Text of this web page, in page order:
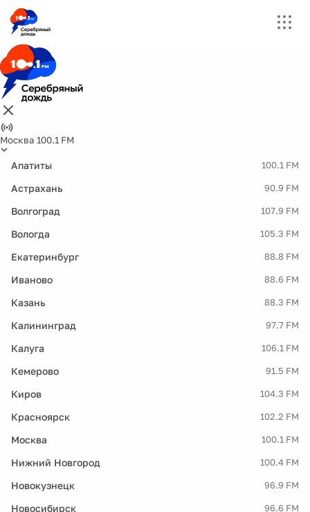
Москва 100.1 FM
Апатиты 100.1 FM
Астрахань 90.9 FM
Волгоград 107.9 FM
Вологда 105.3 FM
Екатеринбург 88.8 FM
Иваново 88.6 FM
Казань 88.3 FM
Калининград 97.7 FM
Калуга 106.1 FM
Кемерово 91.5 FM
Киров 104.3 FM
Красноярск 102.2 FM
Москва 100.1 FM
Нижний Новгород 100.4 FM
Новокузнецк 96.9 FM
Новосибирск 96.6 FM